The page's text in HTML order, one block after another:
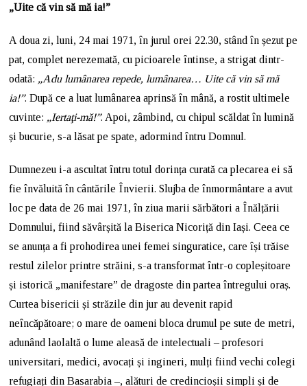
„Uite că vin să mă ia!”
A doua zi, luni, 24 mai 1971, în jurul orei 22.30, stând în șezut pe
pat, complet nerezemată, cu picioarele întinse, a strigat dintr-
odată: „Adu lumânarea repede, lumânarea… Uite că vin să mă
ia!”. După ce a luat lumânarea aprinsă în mână, a rostit ultimele
cuvinte: „Iertaţi-mă!”. Apoi, zâmbind, cu chipul scăldat în lumină
și bucurie, s-a lăsat pe spate, adormind întru Domnul.
Dumnezeu i-a ascultat întru totul dorința curată ca plecarea ei să
fie învăluită în cântările Învierii. Slujba de înmormântare a avut
loc pe data de 26 mai 1971, în ziua marii sărbători a Înălțării
Domnului, fiind săvârșită la Biserica Nicoriță din Iași. Ceea ce
se anunța a fi prohodirea unei femei singuratice, care își trăise
restul zilelor printre străini, s-a transformat într-o copleșitoare
și istorică „manifestare” de dragoste din partea întregului oraș.
Curtea bisericii și străzile din jur au devenit rapid
neîncăpătoare; o mare de oameni bloca drumul pe sute de metri,
adunând laolaltă o lume aleasă de intelectuali – profesori
universitari, medici, avocați și ingineri, mulți fiind vechi colegi
refugiați din Basarabia –, alături de credincioșii simpli și de